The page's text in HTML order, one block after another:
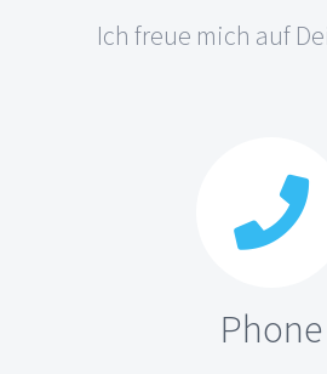
Ich freue mich auf
Phone